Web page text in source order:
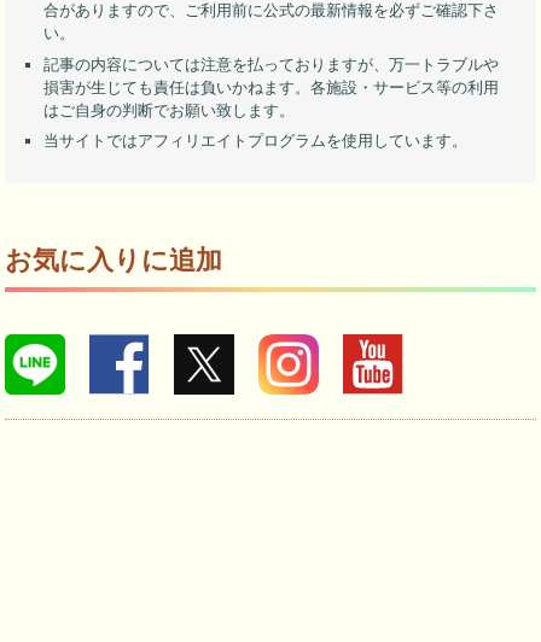
合がありますので、ご利用前に公式の最新情報を必ずご確認下さ
い。
記事の内容については注意を払っておりますが、万一トラブルや
損害が生じても責任は負いかねます。各施設・サービス等の利用
はご自身の判断でお願い致します。
当サイトではアフィリエイトプログラムを使用しています。
お気に入りに追加